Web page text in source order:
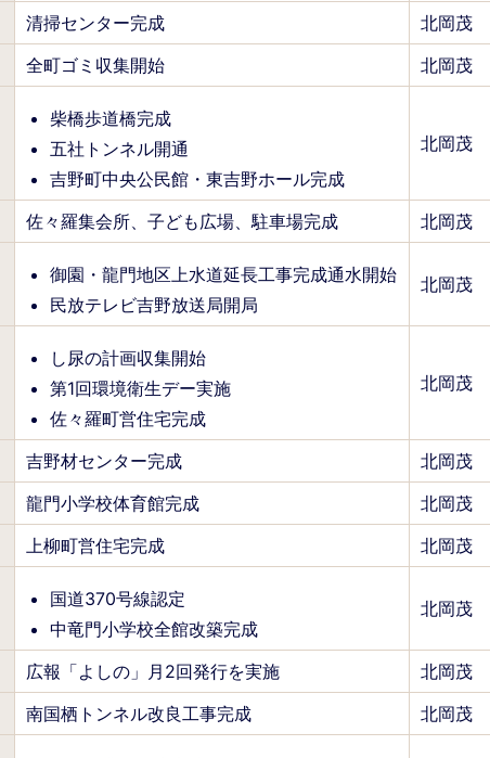
清掃センター完成 北岡茂
全町ゴミ収集開始 北岡茂
柴橋歩道橋完成
五社トンネル開通
吉野町中央公民館・東吉野ホール完成
北岡茂
佐々羅集会所、子ども広場、駐車場完成 北岡茂
御園・龍門地区上水道延長工事完成通水開始
民放テレビ吉野放送局開局
北岡茂
し尿の計画収集開始
第1回環境衛生デー実施
佐々羅町営住宅完成
北岡茂
吉野材センター完成 北岡茂
龍門小学校体育館完成 北岡茂
上柳町営住宅完成 北岡茂
国道370号線認定
中竜門小学校全館改築完成
北岡茂
広報「よしの」月2回発行を実施 北岡茂
南国栖トンネル改良工事完成 北岡茂